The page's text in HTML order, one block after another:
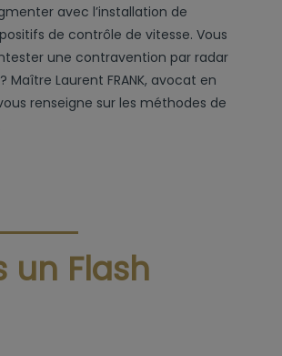
avec l’installation de
de contrôle de vitesse. Vous
une contravention par radar
Maître Laurent FRANK, avocat en
renseigne sur les méthodes de
un Flash